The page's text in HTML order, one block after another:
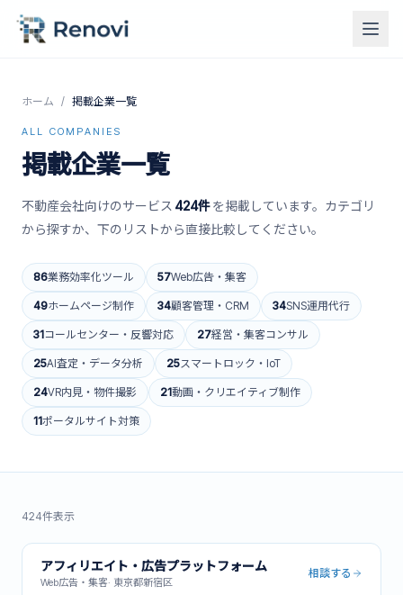
ホーム / 掲載企業一覧
ALL COMPANIES
掲載企業一覧
不動産会社向けのサービス 424件を掲載しています。カテゴリ
から探すか、下のリストから直接比較してください。
86業務効率化ツール 57Web広告・集客
49ホームページ制作 34顧客管理・CRM 34SNS運用代行
31コールセンター・反響対応 27経営・集客コンサル
25AI査定・データ分析 25スマートロック・IoT
24VR内見・物件撮影 21動画・クリエイティブ制作
11ポータルサイト対策
424件表示
アフィリエイト・広告プラットフォーム
Web広告・集客· 東京都新宿区
相談する